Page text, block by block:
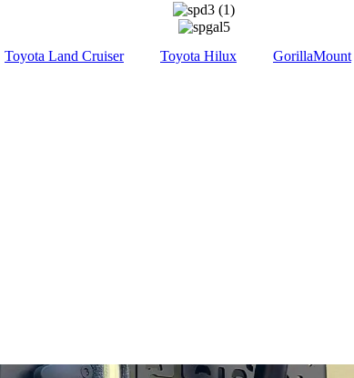
Toyota Land Cruiser Toyota Hilux GorillaMount